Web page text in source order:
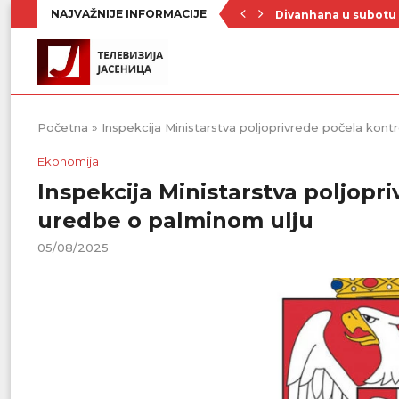
NAJVAŽNIJE INFORMACIJE Divanhana u
Početna » Inspekcija Ministarstva poljoprivrede počela
Ekonomija
Inspekcija Ministarstva
uredbe o palminom ulju
05/08/2025